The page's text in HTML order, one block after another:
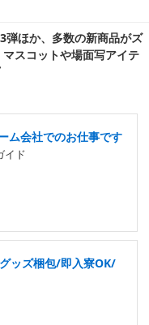
弾ほか、多数の新商品がズ
スコットや場面写アイテ
ム会社でのお仕事です
イド
ッズ梱包/即入寮OK/